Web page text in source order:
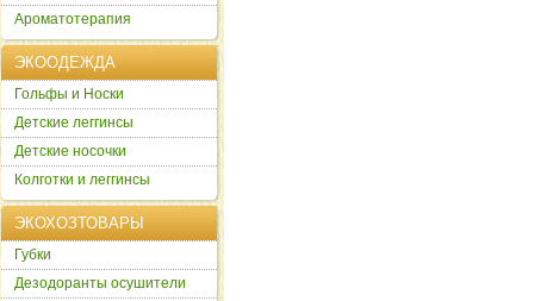
Ароматотерапия
ЭКООДЕЖДА
Гольфы и Носки
Детские леггинсы
Детские носочки
Колготки и леггинсы
ЭКОХОЗТОВАРЫ
Губки
Дезодоранты осушители